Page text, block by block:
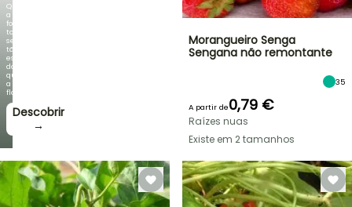
Quando
a
folhagem
torna-
se
tão
espetacular
do
que
a
floração!
Descobrir
→
Morangueiro Senga
Sengana não remontante
35
A partir de0,79 €
Raízes nuas
Existe em 2 tamanhos